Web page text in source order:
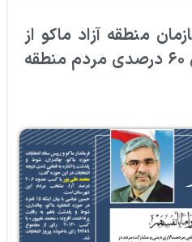
منطقه آزاد ماکو از
حضور و مشارکت بالای ۶۰ درصدی مردم منطقه